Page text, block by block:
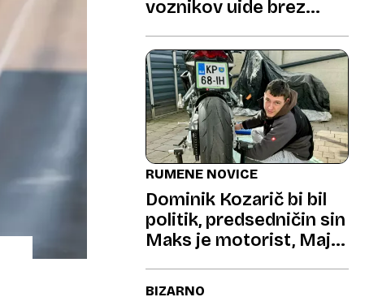
voznikov uide brez
RUMENE NOVICE
Dominik Kozarič bi bil
politik, predsedničin sin
Maks je motorist, Maja
BIZARNO